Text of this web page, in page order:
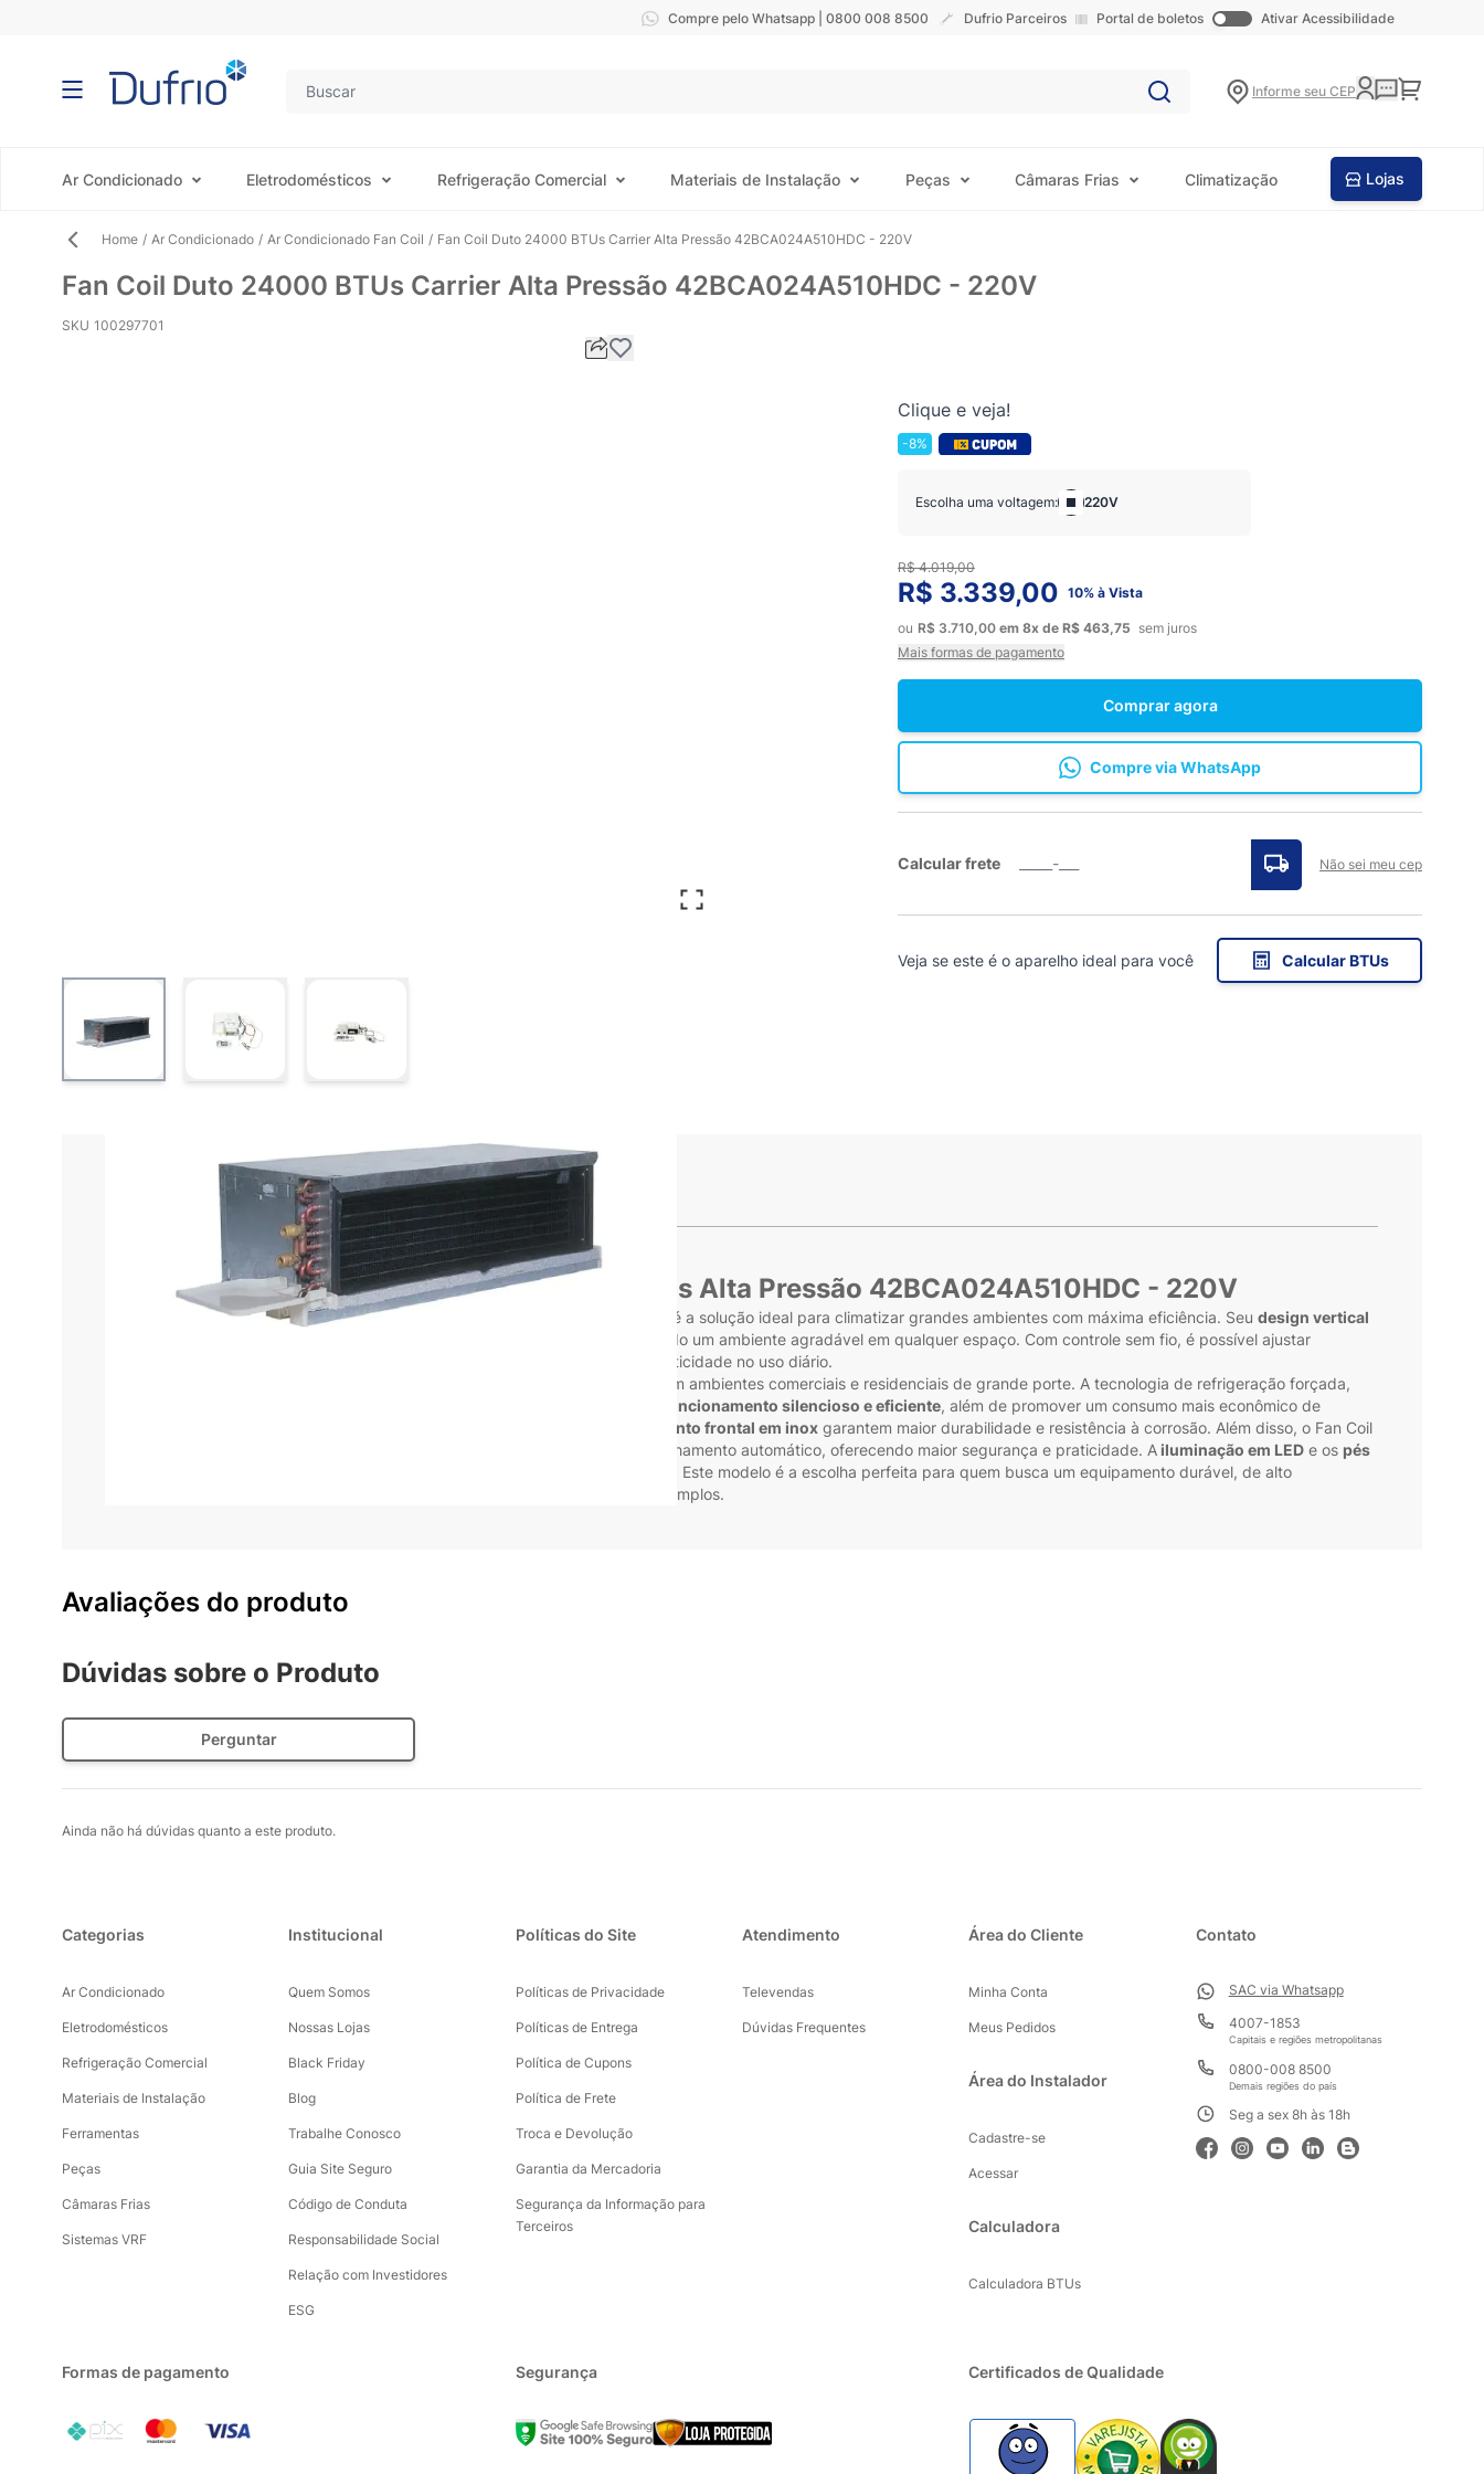
Compre pelo Whatsapp | 0800 008 8500 Dufrio Parceiros Portal de boletos Ativar Acessibilidade
Informe seu CEP Carrinho
Ar Condicionado Eletrodomésticos Refrigeração Comercial Materiais de Instalação Peças Câmaras Frias Climatização Lojas
Home / Ar Condicionado / Ar Condicionado Fan Coil / Fan Coil Duto 24000 BTUs Carrier Alta Pressão 42BCA024A510HDC - 220V
Fan Coil Duto 24000 BTUs Carrier Alta Pressão 42BCA024A510HDC - 220V
SKU 100297701
Clique e veja!
-8%
Comprar agora
Escolha uma voltagem: 220V
R$ 3.339,00 10% à Vista
ou R$ 3.710,00 em 8x de R$ 463,75 sem juros
Mais formas de pagamento
Compre via WhatsApp
R$ 4.019,00
Calcular frete Não sei meu cep
Veja se este é o aparelho ideal para você Calcular BTUs
Informações do produto
Fan Coil Duto Carrier 24000 BTUs Alta Pressão 42BCA024A510HDC - 220V
O Fan Coil Duto Carrier 24000 BTUs Alta Pressão 42BCA024A510HDC - 220V é a solução ideal para climatizar grandes ambientes com máxima eficiência. Seu design vertical
permitem uma distribuição de ar uniforme, garantindo um ambiente agradável em qualquer espaço. Com controle sem fio, é possível ajustar
facilmente a temperatura e outras funções, proporcionando comodidade e praticidade no uso diário.
Com 24000 BTUs de potência, esse modelo oferece excelente desempenho em ambientes comerciais e residenciais de grande porte. A tecnologia de refrigeração forçada,
funcionamento silencioso e eficiente, além de promover um consumo mais econômico de
chapas internas em aço galvanizado pré-pintado e o acabamento frontal em inox garantem maior durabilidade e resistência à corrosão. Além disso, o Fan Coil
Carrier 42BCA024A510HDC conta com portas de vidro duplo temperado e fechamento automático, oferecendo maior segurança e praticidade. A iluminação em LED e os pés
proporcionam um acabamento sofisticado e facilitam a instalação. Este modelo é a escolha perfeita para quem busca um equipamento durável, de alto
desempenho e que atenda às necessidades de conforto térmico em espaços amplos.
Características técnicas
Avaliações do produto
Dúvidas sobre o Produto
Perguntar
Ainda não há dúvidas quanto a este produto.
Categorias
Ar Condicionado
Eletrodomésticos
Refrigeração Comercial
Materiais de Instalação
Ferramentas
Peças
Câmaras Frias
Sistemas VRF
Institucional
Quem Somos
Nossas Lojas
Black Friday
Blog
Trabalhe Conosco
Guia Site Seguro
Código de Conduta
Responsabilidade Social
Relação com Investidores
ESG
Políticas do Site
Políticas de Privacidade
Políticas de Entrega
Política de Cupons
Política de Frete
Troca e Devolução
Garantia da Mercadoria
Segurança da Informação para
Terceiros
Atendimento
Televendas
Dúvidas Frequentes
Área do Cliente
Minha Conta
Meus Pedidos
Área do Instalador
Cadastre-se
Acessar
Calculadora
Calculadora BTUs
Contato
SAC via Whatsapp
4007-1853
Capitais e regiões metropolitanas
0800-008 8500
Demais regiões do país
Seg a sex 8h às 18h
Formas de pagamento Segurança Certificados de Qualidade